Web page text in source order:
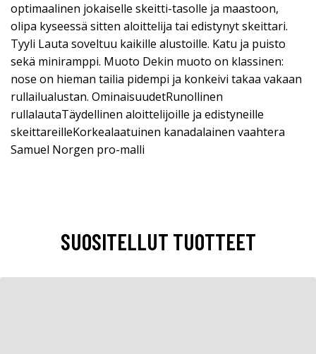
optimaalinen jokaiselle skeitti-tasolle ja maastoon,
olipa kyseessä sitten aloittelija tai edistynyt skeittari.
Tyyli Lauta soveltuu kaikille alustoille. Katu ja puisto
sekä miniramppi. Muoto Dekin muoto on klassinen:
nose on hieman tailia pidempi ja konkeivi takaa vakaan
rullailualustan. OminaisuudetRunollinen
rullalautaTäydellinen aloittelijoille ja edistyneille
skeittareilleKorkealaatuinen kanadalainen vaahtera
Samuel Norgen pro-malli
SUOSITELLUT TUOTTEET